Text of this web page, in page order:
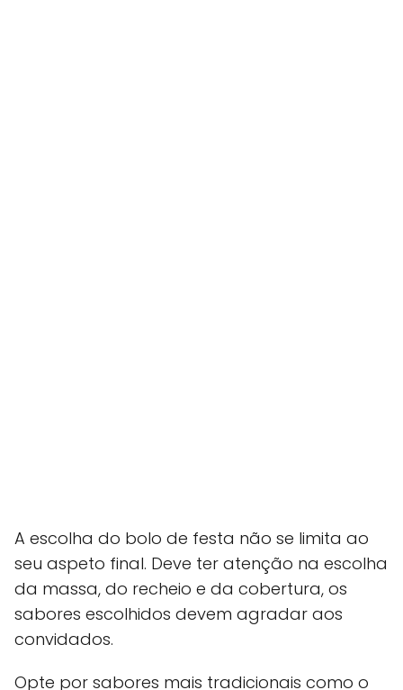
A escolha do bolo de festa não se limita ao
seu aspeto final. Deve ter atenção na escolha
da massa, do recheio e da cobertura, os
sabores escolhidos devem agradar aos
convidados.
Opte por sabores mais tradicionais como o